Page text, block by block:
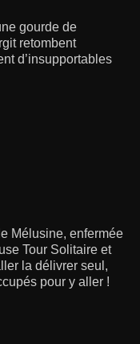
gourde de
retombent
d’insupportables
Mélusine, enfermée
Tour Solitaire et
la délivrer seul,
pour y aller !